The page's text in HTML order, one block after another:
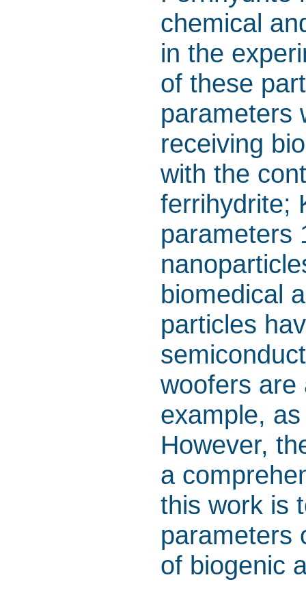
chemical
in the
of these
parameters
receiving
with the
ferrihydrite;
parameters
biomedical
particles
woofers are
example,
However,
a
this work is
parameters
of biogenic